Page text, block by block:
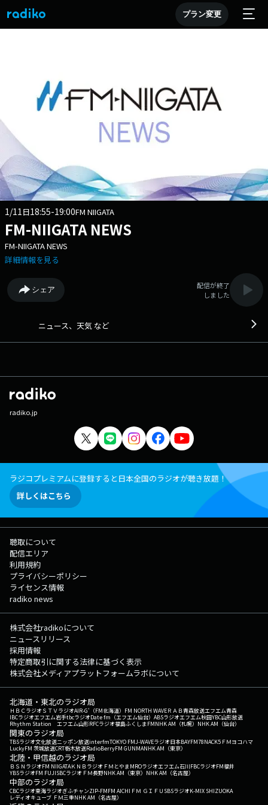
プラン変更
1/11 日18:55-19:00FM NIIGATA
FM-NIIGATA NEWS
FM-NIIGATA NEWS
詳細情報を見る
シェア
配信が終了
しました
ニュース、天気 など
radiko.jp
ラジコプレミアムに登録すると日本全国のラジオが聴き放題！
詳しくはこちら
聴取について
配信エリア
利用規約
プライバシーポリシー
ライセンス情報
radiko news
株式会社radikoについて
ニュースリリース
採用情報
特定商取引に関する法律に基づく表示
株式会社メディアプラットフォームラボについて
北海道・東北のラジオ局
ＨＢＣラジオＳＴＶラジオAIR-G'（FM北海道） FM NORTH WAVEＲＡＢ青森放送エフエム青森
IBCラジオエフエム岩手tbcラジオDate fm（エフエム仙台） ABSラジオエフエム秋田YBC山形放送
Rhythm Station エフエム山形RFCラジオ福島ふくしまFMNHK AM（札幌） NHK AM（仙台）
関東のラジオ局
TBSラジオ文化放送ニッポン放送interfmTOKYO FMJ-WAVEラジオ日本BAYFM78NACK5 ＦＭヨコハマ
LuckyFM 茨城放送CRT栃木放送RadioBerryFM GUNMANHK AM（東京）
北陸・甲信越のラジオ局
ＢＳＮラジオFM NIIGATAＫＮＢラジオ ＦＭとやまMROラジオエフエム石川FBCラジオFM福井
YBSラジオFM FUJISBCラジオ ＦＭ長野NHK AM（東京） NHK AM（名古屋）
中部のラジオ局
CBCラジオ東海ラジオぎふチャンZIP-FMFM AICHI ＦＭ ＧＩＦＵ SBSラジオK-MIX SHIZUOKA
レディオキューブ ＦＭ三重NHK AM（名古屋）